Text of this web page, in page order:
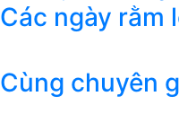
Các ngày rằm
Cùng chuyên